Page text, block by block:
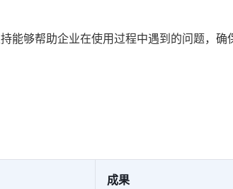
能够帮助企业在使用过程中遇到的问题，确
成果